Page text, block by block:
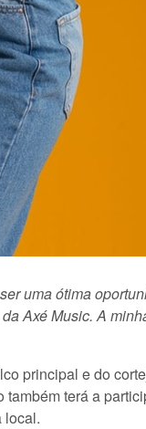
uma ótima
Axé Music. A
principal e do
terá a
local.